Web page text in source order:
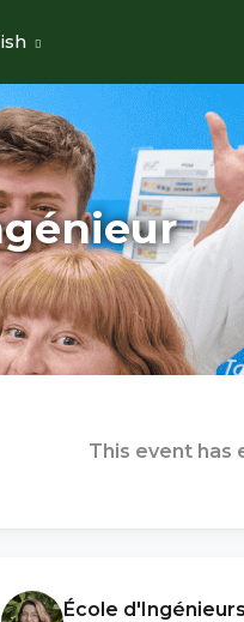
This event has
École